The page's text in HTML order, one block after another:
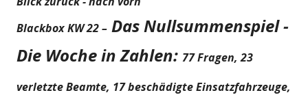
Blackbox KW 22– Das Nullsummenspiel -
Die Woche in Zahlen: 77 Fragen, 23
verletzte Beamte, 17 beschädigte Einsatzfahrzeuge,